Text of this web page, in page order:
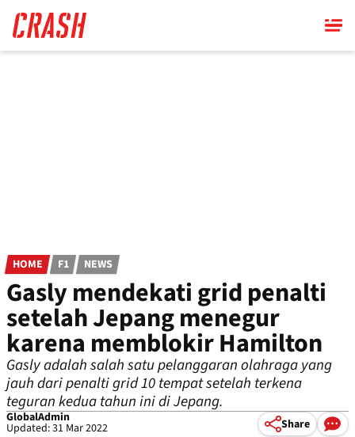
main
content
HOME F1 NEWS
Gasly mendekati grid penalti
setelah Jepang menegur
karena memblokir Hamilton
Gasly adalah salah satu pelanggaran olahraga yang
jauh dari penalti grid 10 tempat setelah terkena
teguran kedua tahun ini di Jepang.
GlobalAdmin
Updated: 31 Mar 2022 Share